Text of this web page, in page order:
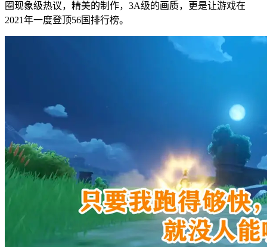
圈现象级热议，精美的制作，3A级的画质，更是让游戏在
2021年一度登顶56国排行榜。